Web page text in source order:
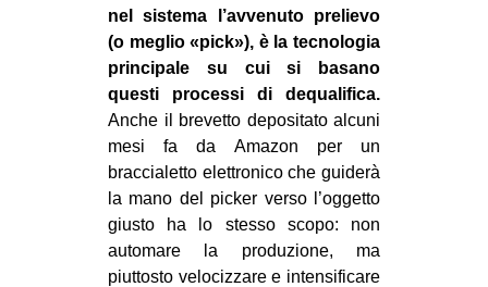
nel sistema l’avvenuto prelievo
(o meglio «pick»), è la tecnologia
principale su cui si basano
questi processi di dequalifica.
Anche il brevetto depositato alcuni
mesi fa da Amazon per un
braccialetto elettronico che guiderà
la mano del picker verso l’oggetto
giusto ha lo stesso scopo: non
automare la produzione, ma
piuttosto velocizzare e intensificare